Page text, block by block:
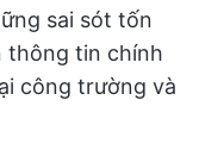
sai sót tốn
thông tin chính
công trường và